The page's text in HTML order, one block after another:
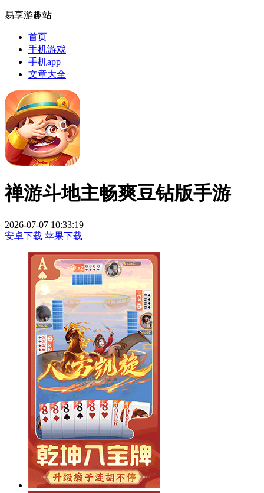
易享游趣站
首页
手机游戏
手机app
文章大全
禅游斗地主畅爽豆钻版手游
2026-07-07 10:33:19
安卓下载 苹果下载